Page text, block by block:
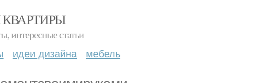
КВАРТИРЫ
интересные статьи
идеи дизайна мебель